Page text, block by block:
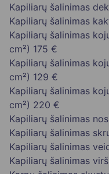
Kapiliarų šalinimas
Kapiliarų šalinimas
Kapiliarų šalinimas
cm²) 175 €
Kapiliarų šalinimas
cm²) 129 €
Kapiliarų šalinimas
cm²) 220 €
Kapiliarų šalinimas
Kapiliarų šalinimas
Kapiliarų šalinimas
Kapiliarų šalinimas